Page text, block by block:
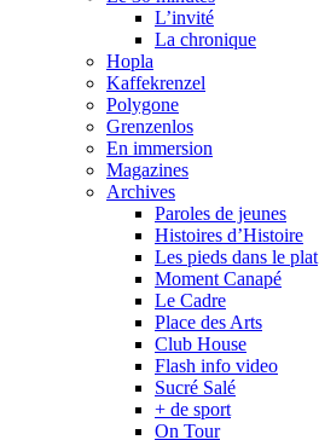
L’invité
La chronique
Hopla
Kaffekrenzel
Polygone
Grenzenlos
En immersion
Magazines
Archives
Paroles de jeunes
Histoires d’Histoire
Les pieds dans le plat
Moment Canapé
Le Cadre
Place des Arts
Club House
Flash info video
Sucré Salé
+ de sport
On Tour